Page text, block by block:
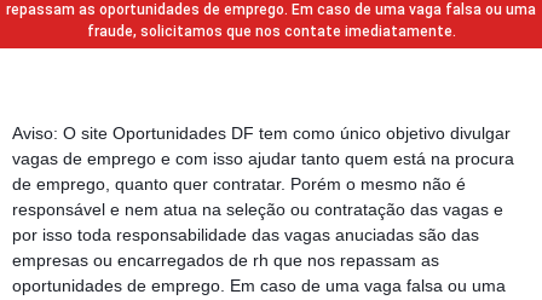
repassam as oportunidades de emprego. Em caso de uma vaga falsa ou uma
fraude, solicitamos que nos contate imediatamente.
Aviso: O site Oportunidades DF tem como único objetivo divulgar
vagas de emprego e com isso ajudar tanto quem está na procura
de emprego, quanto quer contratar. Porém o mesmo não é
responsável e nem atua na seleção ou contratação das vagas e
por isso toda responsabilidade das vagas anuciadas são das
empresas ou encarregados de rh que nos repassam as
oportunidades de emprego. Em caso de uma vaga falsa ou uma